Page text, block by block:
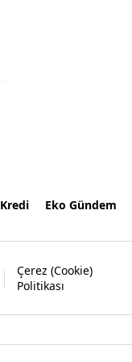
Kredi Eko Gündem
Çerez (Cookie)
Politikası